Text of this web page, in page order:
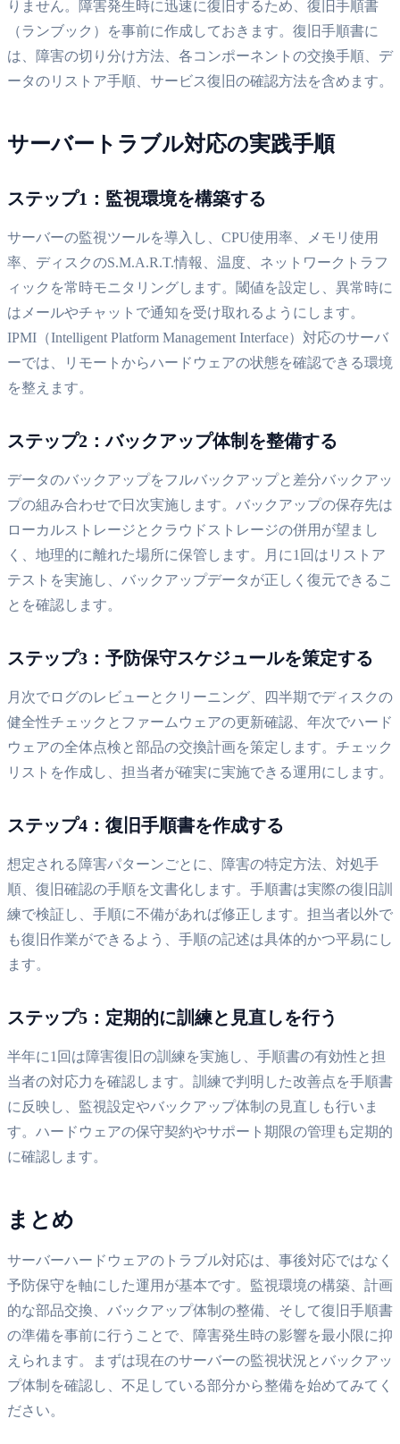
りません。障害発生時に迅速に復旧するため、復旧手順書
（ランブック）を事前に作成しておきます。復旧手順書に
は、障害の切り分け方法、各コンポーネントの交換手順、デ
ータのリストア手順、サービス復旧の確認方法を含めます。
サーバートラブル対応の実践手順
ステップ1：監視環境を構築する
サーバーの監視ツールを導入し、CPU使用率、メモリ使用
率、ディスクのS.M.A.R.T.情報、温度、ネットワークトラフ
ィックを常時モニタリングします。閾値を設定し、異常時に
はメールやチャットで通知を受け取れるようにします。
IPMI（Intelligent Platform Management Interface）対応のサーバ
ーでは、リモートからハードウェアの状態を確認できる環境
を整えます。
ステップ2：バックアップ体制を整備する
データのバックアップをフルバックアップと差分バックアッ
プの組み合わせで日次実施します。バックアップの保存先は
ローカルストレージとクラウドストレージの併用が望まし
く、地理的に離れた場所に保管します。月に1回はリストア
テストを実施し、バックアップデータが正しく復元できるこ
とを確認します。
ステップ3：予防保守スケジュールを策定する
月次でログのレビューとクリーニング、四半期でディスクの
健全性チェックとファームウェアの更新確認、年次でハード
ウェアの全体点検と部品の交換計画を策定します。チェック
リストを作成し、担当者が確実に実施できる運用にします。
ステップ4：復旧手順書を作成する
想定される障害パターンごとに、障害の特定方法、対処手
順、復旧確認の手順を文書化します。手順書は実際の復旧訓
練で検証し、手順に不備があれば修正します。担当者以外で
も復旧作業ができるよう、手順の記述は具体的かつ平易にし
ます。
ステップ5：定期的に訓練と見直しを行う
半年に1回は障害復旧の訓練を実施し、手順書の有効性と担
当者の対応力を確認します。訓練で判明した改善点を手順書
に反映し、監視設定やバックアップ体制の見直しも行いま
す。ハードウェアの保守契約やサポート期限の管理も定期的
に確認します。
まとめ
サーバーハードウェアのトラブル対応は、事後対応ではなく
予防保守を軸にした運用が基本です。監視環境の構築、計画
的な部品交換、バックアップ体制の整備、そして復旧手順書
の準備を事前に行うことで、障害発生時の影響を最小限に抑
えられます。まずは現在のサーバーの監視状況とバックアッ
プ体制を確認し、不足している部分から整備を始めてみてく
ださい。